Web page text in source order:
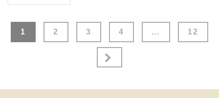
投
稿
1 2 3 4 … 12